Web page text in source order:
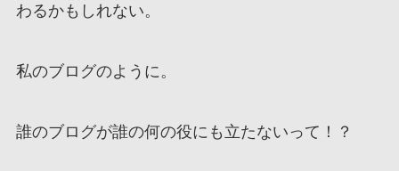
わるかもしれない。
私のブログのように。
誰のブログが誰の何の役にも立たないって！？